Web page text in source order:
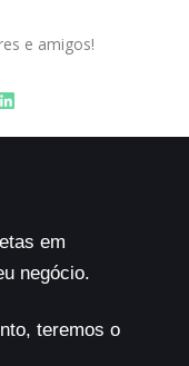
e amigos!
em
negócio.
teremos o